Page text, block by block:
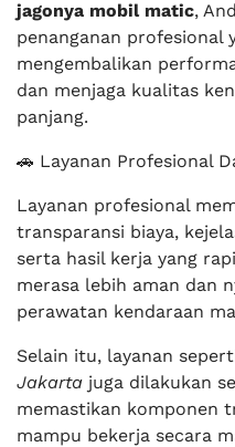
jagonya mobil matic,
penanganan profesional
mengembalikan
dan menjaga kualitas
panjang.
🚗 Layanan Profesional
Layanan profesional
transparansi biaya,
serta hasil kerja yang
merasa lebih aman dan
perawatan kendaraan
Selain itu, layanan
Jakarta juga dilakukan
memastikan komponen
mampu bekerja secara